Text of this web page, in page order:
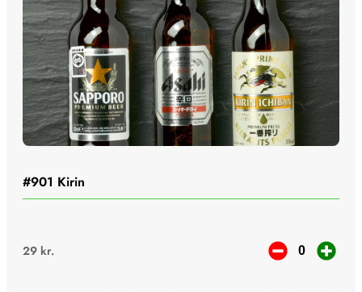
#901 Kirin
29 kr.